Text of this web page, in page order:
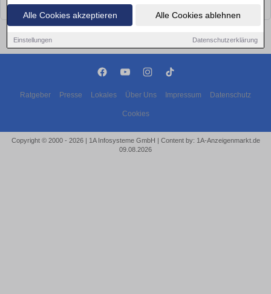
Alle Cookies akzeptieren Alle Cookies ablehnen
Einstellungen Datenschutzerklärung
bald wieder vorbei!
Ratgeber Presse Lokales Über Uns Impressum Datenschutz
Cookies
Copyright © 2000 - 2026 | 1A Infosysteme GmbH | Content by: 1A-Anzeigenmarkt.de
09.08.2026